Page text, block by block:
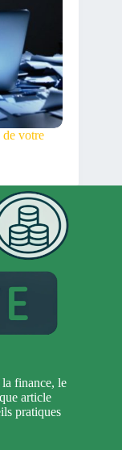
de votre
la finance, le
article
pratiques